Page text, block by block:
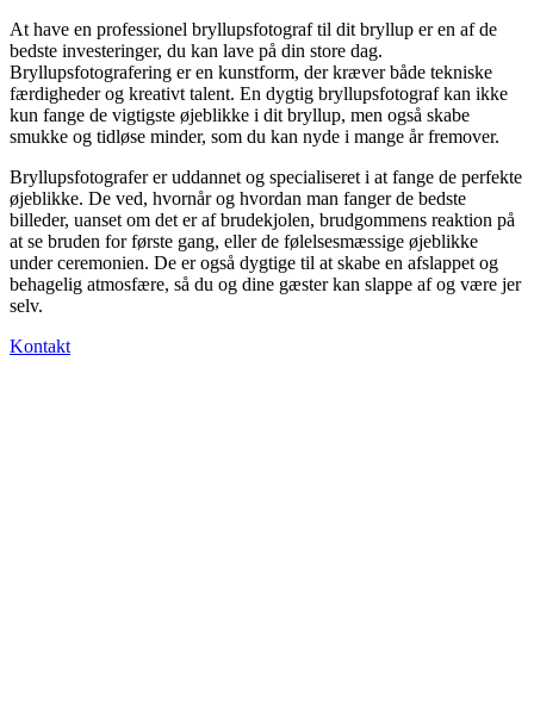
At have en professionel bryllupsfotograf til dit bryllup er en af ​​de
bedste investeringer, du kan lave på din store dag.
Bryllupsfotografering er en kunstform, der kræver både tekniske
færdigheder og kreativt talent. En dygtig bryllupsfotograf kan ikke
kun fange de vigtigste øjeblikke i dit bryllup, men også skabe
smukke og tidløse minder, som du kan nyde i mange år fremover.
Bryllupsfotografer er uddannet og specialiseret i at fange de perfekte
øjeblikke. De ved, hvornår og hvordan man fanger de bedste
billeder, uanset om det er af brudekjolen, brudgommens reaktion på
at se bruden for første gang, eller de følelsesmæssige øjeblikke
under ceremonien. De er også dygtige til at skabe en afslappet og
behagelig atmosfære, så du og dine gæster kan slappe af og være jer
selv.
Kontakt